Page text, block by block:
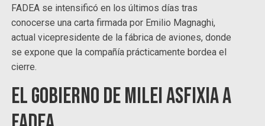
FADEA se intensificó en los últimos días tras
conocerse una carta firmada por Emilio Magnaghi,
actual vicepresidente de la fábrica de aviones, donde
se expone que la compañía prácticamente bordea el
cierre.
El gobierno de Milei asfixia a